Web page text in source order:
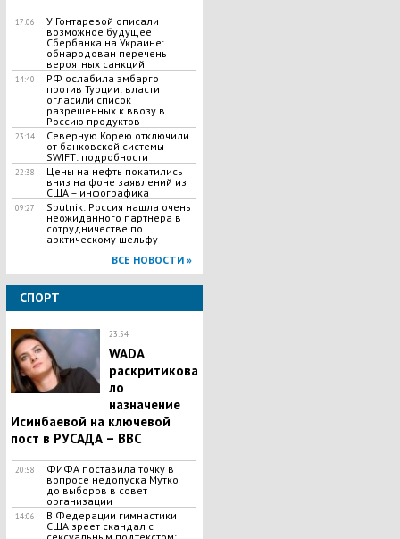
17:06
У Гонтаревой описали
возможное будущее
Сбербанка на Украине:
обнародован перечень
вероятных санкций
14:40
РФ ослабила эмбарго
против Турции: власти
огласили список
разрешенных к ввозу в
Россию продуктов
23:14
Северную Корею отключили
от банковской системы
SWIFT: подробности
22:38
Цены на нефть покатились
вниз на фоне заявлений из
США – инфографика
09:27
Sputnik: Россия нашла очень
неожиданного партнера в
сотрудничестве по
арктическому шельфу
ВСЕ НОВОСТИ »
СПОРТ
23:54
WADA
раскритикова
ло
назначение
Исинбаевой на ключевой
пост в РУСАДА – BBC
20:58
ФИФА поставила точку в
вопросе недопуска Мутко
до выборов в совет
организации
14:06
В Федерации гимнастики
США зреет скандал с